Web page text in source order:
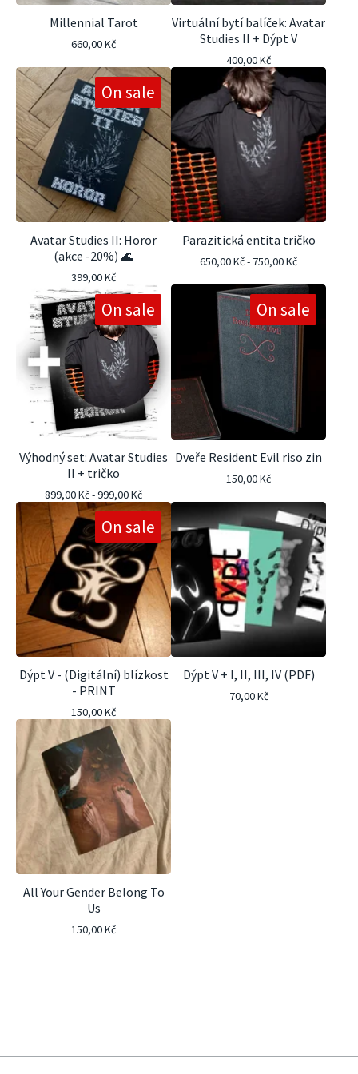
Millennial Tarot
660,00Kč
Virtuální bytí balíček: Avatar
Studies II + Dýpt V
400,00Kč
On sale
Avatar Studies II: Horor
(akce -20%) 🌊
399,00Kč
Parazitická entita tričko
650,00Kč- 750,00Kč
On sale
Výhodný set: Avatar Studies
II + tričko
899,00Kč-999,00Kč
On sale
Dveře Resident Evil riso zin
150,00Kč
On sale
Dýpt V - (Digitální) blízkost
- PRINT
150,00Kč
Dýpt V + I, II, III, IV (PDF)
70,00Kč
All Your Gender Belong To
Us
150,00Kč